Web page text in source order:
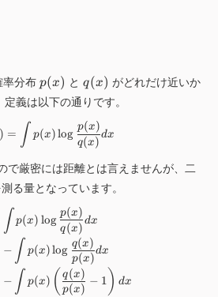
率分布 p
(
x
)
p(x) と q
(
x
)
q(x) がどれだけ近いか
義は以下の通りです。
D(p,q)=\int p(x)\log
) = ∫ p(x)log
q(x)
p(x)
dx
で厳密には距離とは言えませんが、二
る量となっています。
\begin{align*} D(p,q)&=\int
∫ p(x) log
q(x)
p(x)
dx
− ∫ p(x)log
p(x)
q(x)
dx
− ∫ p(x) ( p(x)
q(x)
− 1 ) dx